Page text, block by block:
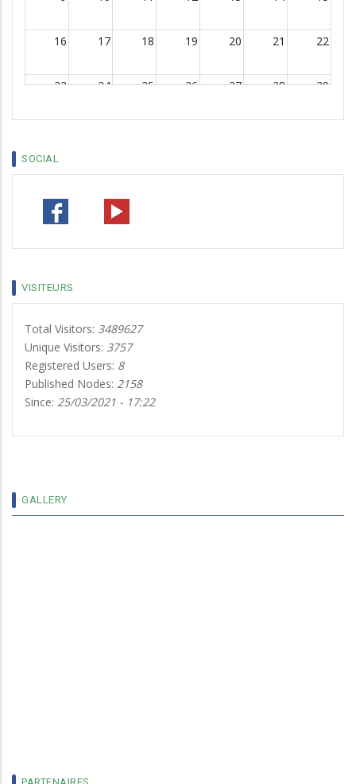
16 17 18 19 20 21 22
23 24 25 26 27 28 29
SOCIAL
VISITEURS
Total Visitors: 3489627
Unique Visitors: 3757
Registered Users: 8
Published Nodes: 2158
Since: 25/03/2021 - 17:22
GALLERYDE CONFÉRENCES AGRÉGÉS